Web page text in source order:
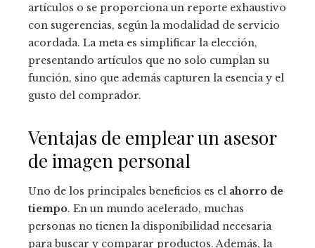
artículos o se proporciona un reporte exhaustivo
con sugerencias, según la modalidad de servicio
acordada. La meta es simplificar la elección,
presentando artículos que no solo cumplan su
función, sino que además capturen la esencia y el
gusto del comprador.
Ventajas de emplear un asesor
de imagen personal
Uno de los principales beneficios es el ahorro de
tiempo. En un mundo acelerado, muchas
personas no tienen la disponibilidad necesaria
para buscar y comparar productos. Además, la